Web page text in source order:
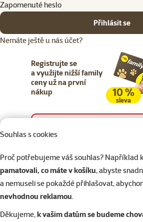
Souhlas s cookies
Proč potřebujeme váš souhlas? Například
pamatovali, co máte v košíku, abyste
a nemuseli se pokaždé přihlašovat,
nevhodnou reklamou.
Děkujeme,k vašim datům se budeme
Zapomenuté heslo
Přihlásit se
Nemáte ještě u nás účet?
Registrujte se
a využijte nižší family
ceny už na první
nákup
10 %
sleva
Napište nám
eshop@superzoo.cz